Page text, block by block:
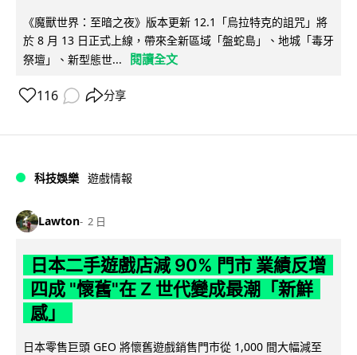
《魔獸世界：至暗之夜》版本更新 12.1「烏拉特克的詛咒」將
於 8 月 13 日正式上線，帶來全新區域「盤蛇島」、地城「毒牙
祭壇」、新型態世...
閱讀全文
116 分享
科技娛樂 遊戲情報
Lawton 2 日
日本二手遊戲店減 90% 門市 業績反增
四成 "懷舊"在 Z 世代變成最潮「新鮮
感」
日本零售巨頭 GEO 將懷舊遊戲銷售門市從 1,000 間大幅減至